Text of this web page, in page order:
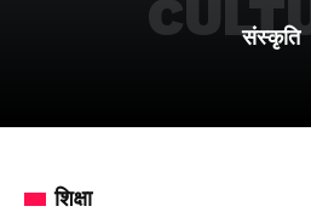
संस्कृति
शिक्षा